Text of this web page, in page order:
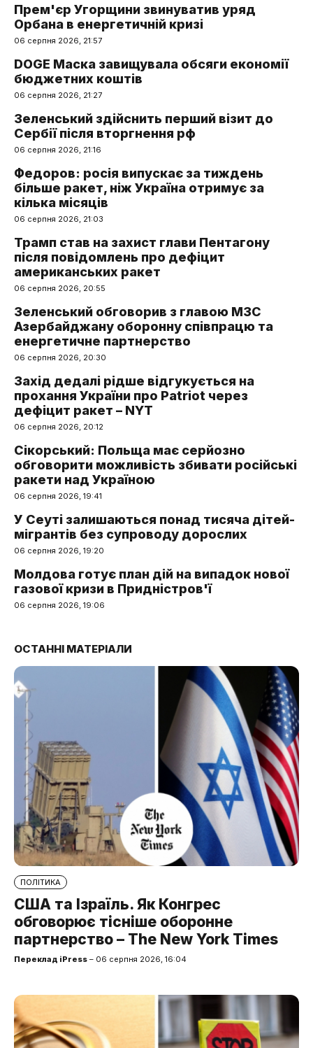
Прем'єр Угорщини звинуватив уряд
Орбана в енергетичній кризі
06 серпня 2026, 21:57
DOGE Маска завищувала обсяги економії
бюджетних коштів
06 серпня 2026, 21:27
Зеленський здійснить перший візит до
Сербії після вторгнення рф
06 серпня 2026, 21:16
Федоров: росія випускає за тиждень
більше ракет, ніж Україна отримує за
кілька місяців
06 серпня 2026, 21:03
Трамп став на захист глави Пентагону
після повідомлень про дефіцит
американських ракет
06 серпня 2026, 20:55
Зеленський обговорив з главою МЗС
Азербайджану оборонну співпрацю та
енергетичне партнерство
06 серпня 2026, 20:30
Захід дедалі рідше відгукується на
прохання України про Patriot через
дефіцит ракет – NYT
06 серпня 2026, 20:12
Сікорський: Польща має серйозно
обговорити можливість збивати російські
ракети над Україною
06 серпня 2026, 19:41
У Сеуті залишаються понад тисяча дітей-
мігрантів без супроводу дорослих
06 серпня 2026, 19:20
Молдова готує план дій на випадок нової
газової кризи в Придністров'ї
06 серпня 2026, 19:06
ОСТАННІ МАТЕРІАЛИ
ПОЛІТИКА
США та Ізраїль. Як Конгрес
обговорює тісніше оборонне
партнерство – The New York Times
Переклад iPress – 06 серпня 2026, 16:04